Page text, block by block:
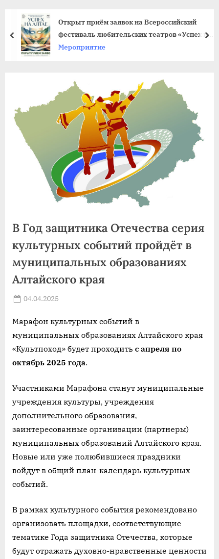
факс:
+7
39
Открыт приём заявок на Всероссийский
фестиваль любительских театров «Успех на
Алтае»
Мероприятие
пред
В Год защитника Отечества серия
культурных событий пройдёт в
муниципальных образованиях
Алтайского края
Posted
04.04.2025
Марафон культурных событий в
муниципальных образованиях Алтайского края
«Культпоход» будет проходить с апреля по
октябрь 2025 года.
Участниками Марафона станут муниципальные
учреждения культуры, учреждения
дополнительного образования,
заинтересованные организации (партнеры)
муниципальных образований Алтайского края.
Новые или уже полюбившиеся праздники
войдут в общий план-календарь культурных
событий.
В рамках культурного события рекомендовано
организовать площадки, соответствующие
тематике Года защитника Отечества, которые
будут отражать духовно-нравственные ценности